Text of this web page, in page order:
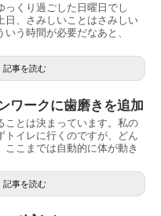
っくり過ごした日曜日でし
日、さみしいことはさみしい
う時間が必要だなあと、
記事を読む
ワークに歯磨きを追加
ことは決まっています。私の
トイレに行くのですが、どん
ここまでは自動的に体が動き
記事を読む